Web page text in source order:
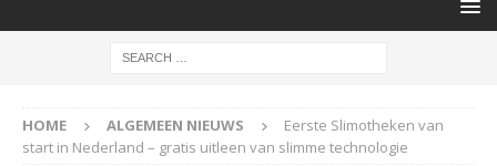
HOME ALGEMEEN NIEUWS
Eerste Slimotheken van
start in Nederland – gratis uitleen van slimme technologie